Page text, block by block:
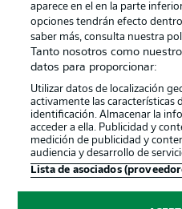
Sello Editorial
© 2026
Elegir idioma
aparece en el en la parte
opciones tendrán efecto
saber más, consulta nuestra
Tanto nosotros como
datos para proporcionar:
Utilizar datos de localización
activamente las características
identificación. Almacenar la
acceder a ella. Publicidad y
medición de publicidad y
audiencia y desarrollo de
Lista de asociados